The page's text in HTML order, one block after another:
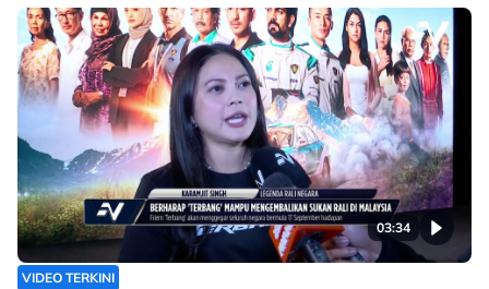
03:34
VIDEO TERKINI